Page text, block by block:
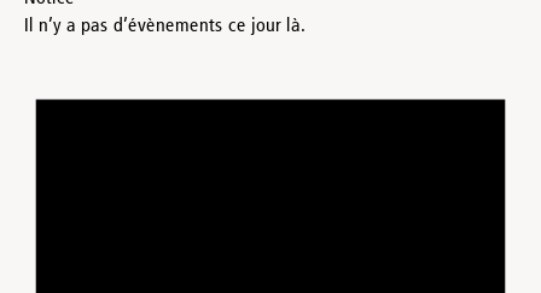
Il n’y a pas d’évènements ce jour là.